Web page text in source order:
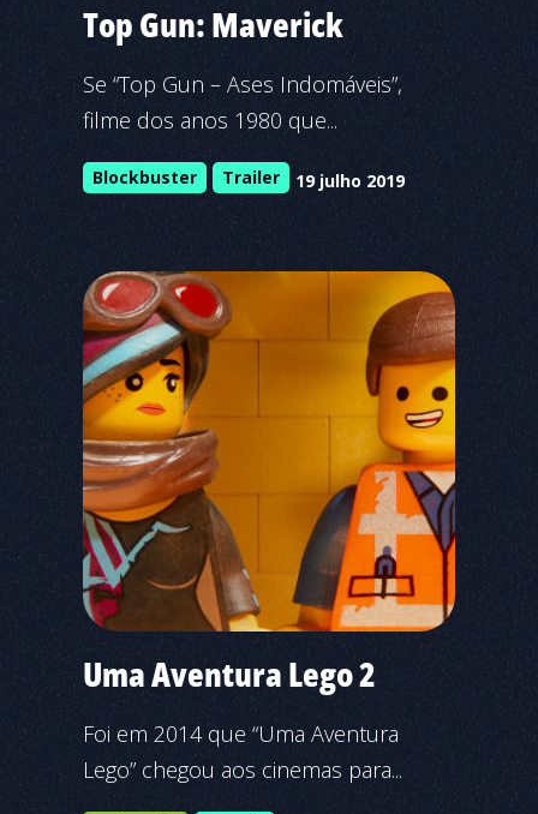
Top Gun: Maverick
Se “Top Gun – Ases Indomáveis”,
filme dos anos 1980 que...
Blockbuster Trailer 19 julho 2019
Uma Aventura Lego 2
Foi em 2014 que “Uma Aventura
Lego” chegou aos cinemas para...